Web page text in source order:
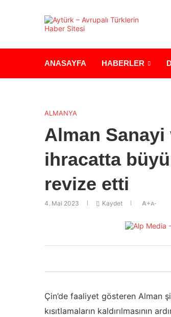
ANASAYFA HABERLER
ALMANYA
Alman Sanayi
ihracatta
revize etti
4. Mai 2023 Kaydet A+A-
Çin’de faaliyet gösteren Alman
kısıtlamaların kaldırılmasının